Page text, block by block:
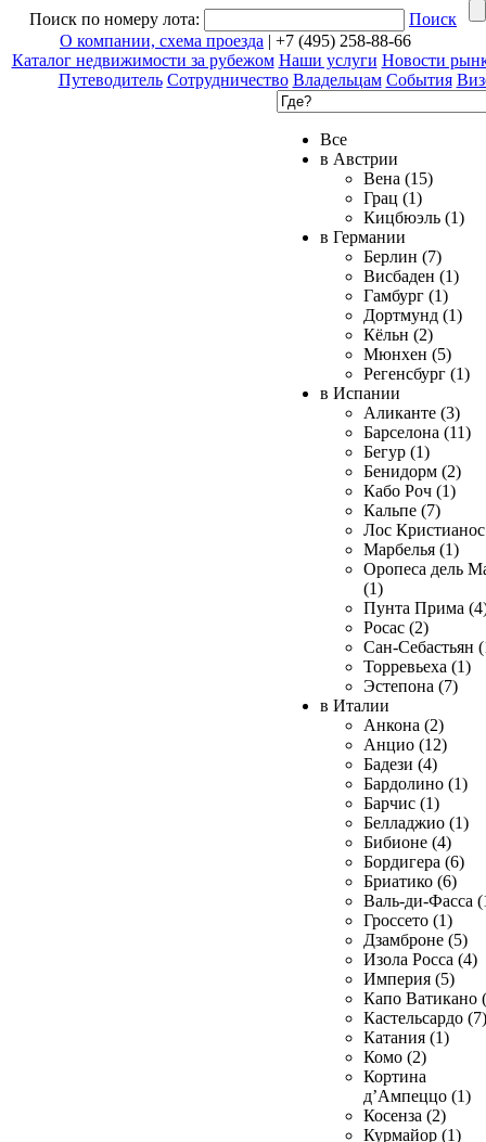
Поиск по номеру лота:
Поиск
О компании, схема проезда | +7 (495) 258-88-66
Каталог недвижимости за рубежом Наши услуги Новости
Путеводитель Сотрудничество Владельцам События
Все
в Австрии
Вена (15)
Грац (1)
Кицбюэль (1)
в Германии
Берлин (7)
Висбаден (1)
Гамбург (1)
Дортмунд (1)
Кёльн (2)
Мюнхен (5)
Регенсбург (1)
в Испании
Аликанте (3)
Барселона (11)
Бегур (1)
Бенидорм (2)
Кабо Роч (1)
Кальпе (7)
Лос
Марбелья (1)
Оропеса дель
(1)
Пунта Прима
Росас (2)
Сан-Себастьян
Торревьеха (1)
Эстепона (7)
в Италии
Анкона (2)
Анцио (12)
Бадези (4)
Бардолино (1)
Барчис (1)
Белладжио (1)
Бибионе (4)
Бордигера (6)
Бриатико (6)
Валь-ди-Фасса
Гроссето (1)
Дзамброне (5)
Изола Росса (4)
Империя (5)
Капо Ватикано
Кастельсардо (7)
Катания (1)
Комо (2)
Кортина
д’Ампеццо (1)
Косенза (2)
Курмайор (1)